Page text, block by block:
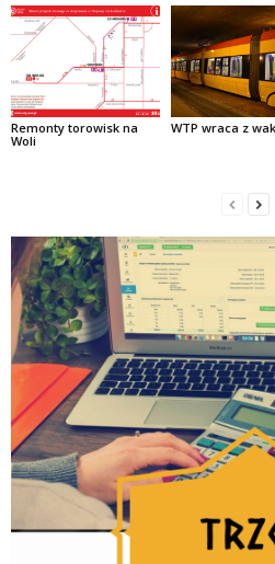
Remonty torowisk na
Woli
WTP wraca z